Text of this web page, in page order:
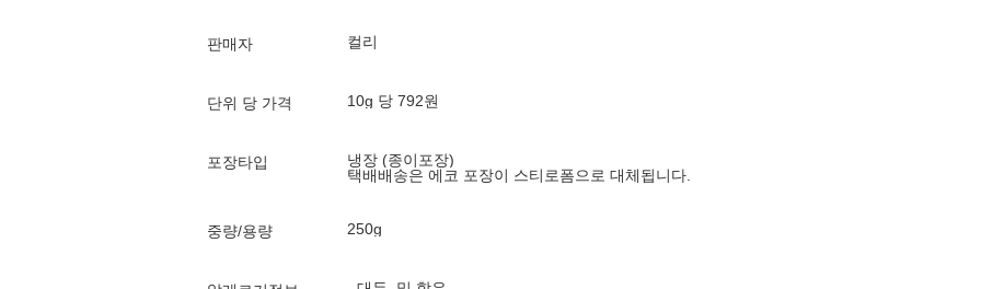
판매자 컬리
단위 당 가격 10g 당 792원
포장타입
냉장 (종이포장)
택배배송은 에코 포장이 스티로폼으로 대체됩니다.
중량/용량 250g